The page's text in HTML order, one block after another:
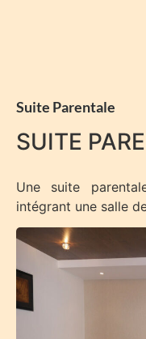
Suite Parentale
SUITE
Une suite
intégrant une salle